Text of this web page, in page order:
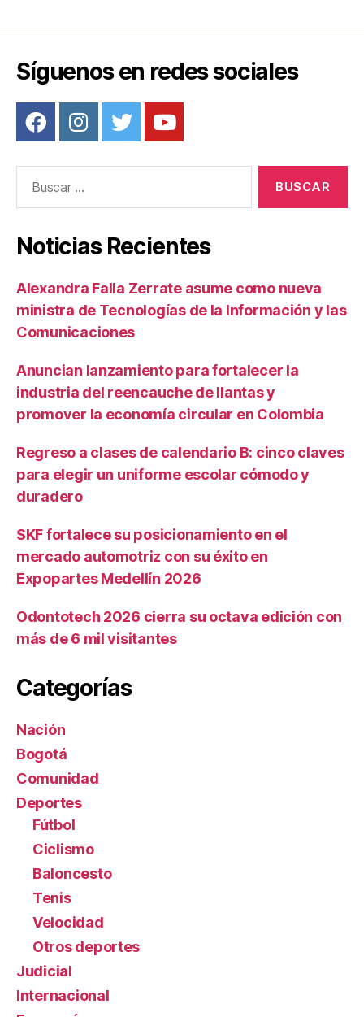
Síguenos en redes sociales
Noticias Recientes
Alexandra Falla Zerrate asume como nueva
ministra de Tecnologías de la Información y las
Comunicaciones
Anuncian lanzamiento para fortalecer la
industria del reencauche de llantas y
promover la economía circular en Colombia
Regreso a clases de calendario B: cinco claves
para elegir un uniforme escolar cómodo y
duradero
SKF fortalece su posicionamiento en el
mercado automotriz con su éxito en
Expopartes Medellín 2026
Odontotech 2026 cierra su octava edición con
más de 6 mil visitantes
Categorías
Nación
Bogotá
Comunidad
Deportes
Fútbol
Ciclismo
Baloncesto
Tenis
Velocidad
Otros deportes
Judicial
Internacional